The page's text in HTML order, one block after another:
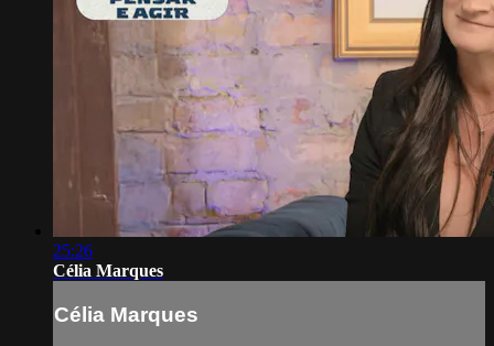
25:26
Célia Marques
Célia Marques